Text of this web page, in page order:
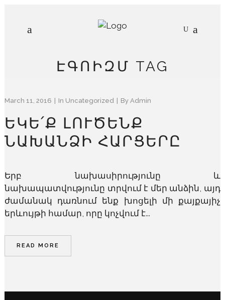
ԷԳՈԻԶՄ TAG
March 11, 2016 In Uncategorized By Admin
ԵԿԵ՛Ք ԼՈՒԾԵՆՔ
ՆԱԽԱՆՁԻ ՀԱՐՑԵՐԸ
Երբ նախասիրությունը և
նախապատվությունը տրվում է մեր անձին, այդ
ժամանակ դառնում ենք խոցելի մի քայքայիչ
երևույթի համար, որը կոչվում է...
READ MORE